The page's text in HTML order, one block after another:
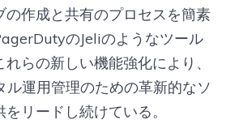
の作成と共有のプロセスを簡素
のJeliのようなツール
らの新しい機能強化により、
運用管理のための革新的なソ
リードし続けている。